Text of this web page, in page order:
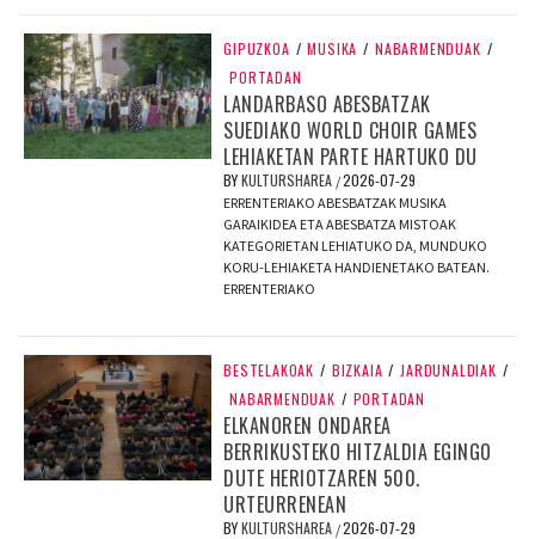
GIPUZKOA / MUSIKA / NABARMENDUAK /
PORTADAN
LANDARBASO ABESBATZAK
SUEDIAKO WORLD CHOIR GAMES
LEHIAKETAN PARTE HARTUKO DU
BYKULTURSHAREA /2026-07-29
ERRENTERIAKO ABESBATZAK MUSIKA
GARAIKIDEA ETA ABESBATZA MISTOAK
KATEGORIETAN LEHIATUKO DA, MUNDUKO
KORU-LEHIAKETA HANDIENETAKO BATEAN.
ERRENTERIAKO
BESTELAKOAK / BIZKAIA / JARDUNALDIAK /
NABARMENDUAK / PORTADAN
ELKANOREN ONDAREA
BERRIKUSTEKO HITZALDIA EGINGO
DUTE HERIOTZAREN 500.
URTEURRENEAN
BYKULTURSHAREA /2026-07-29